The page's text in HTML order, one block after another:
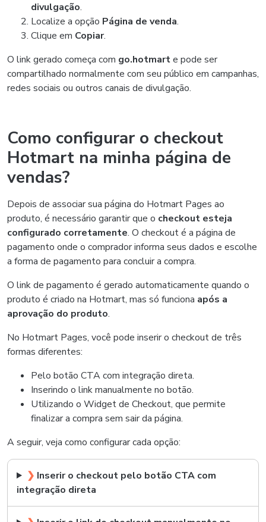
divulgação.
Localize a opção Página de venda.
Clique em Copiar.
O link gerado começa com go.hotmarte pode ser
compartilhado normalmente com seu público em campanhas,
redes sociais ou outros canais de divulgação.
Como configurar o checkout
Hotmart na minha página de
vendas?
Depois de associar sua página do Hotmart Pages ao
produto, é necessário garantir que o checkout esteja
configurado corretamente. O checkout é a página de
pagamento onde o comprador informa seus dados e escolhe
a forma de pagamento para concluir a compra.
O link de pagamento é gerado automaticamente quando o
produto é criado na Hotmart, mas só funciona após a
aprovação do produto.
No Hotmart Pages, você pode inserir o checkout de três
formas diferentes:
Pelo botão CTA com integração direta.
Inserindo o link manualmente no botão.
Utilizando o Widget de Checkout, que permite
finalizar a compra sem sair da página.
A seguir, veja como configurar cada opção:
❯ Inserir o checkout pelo botão CTA com
integração direta